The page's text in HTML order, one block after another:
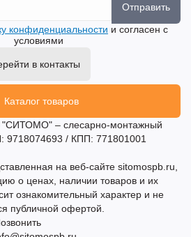
Отправить
конфиденциальности и согласен с
условиями
в контакты
Каталог товаров
– слесарно-монтажный
9718074693 / КПП: 771801001
на веб-сайте sitomospb.ru,
о ценах, наличии товаров и их
ознакомительный характер и не
публичной офертой.